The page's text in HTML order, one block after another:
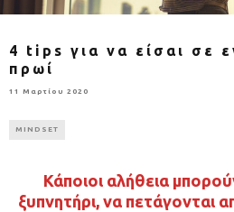
4 tips για να είσαι σε
πρωί
11 Μαρτίου 2020
MINDSET
Κάποιοι αλήθεια
ξυπνητήρι, να πετάγονται